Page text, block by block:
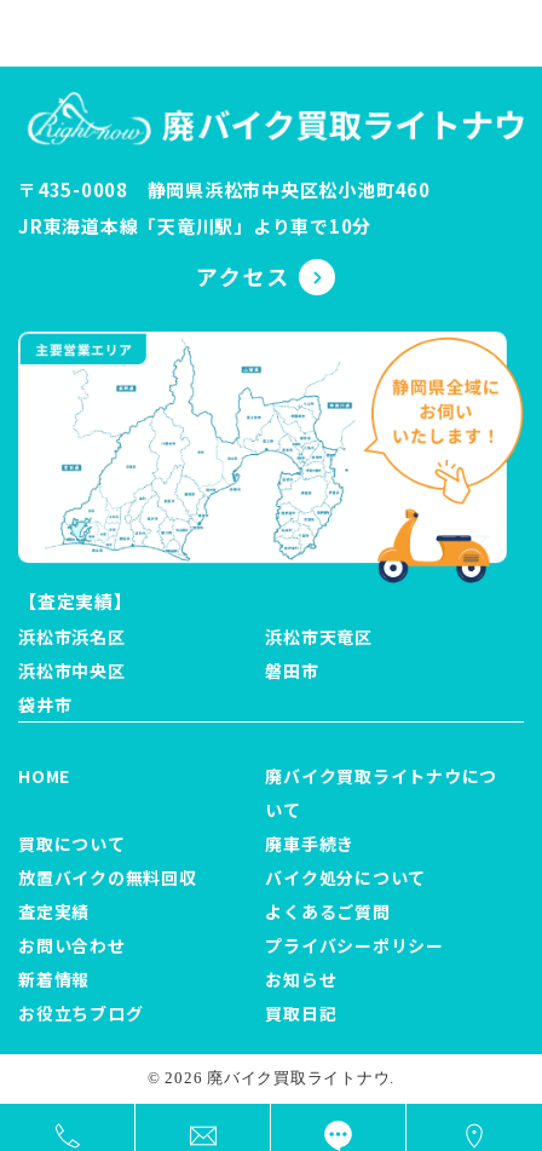
〒435-0008 静岡県浜松市中央区松小池町460
JR東海道本線「天竜川駅」より車で10分
【査定実績】
浜松市浜名区
浜松市天竜区
浜松市中央区
磐田市
袋井市
HOME
廃バイク買取ライトナウにつ
いて
買取について
廃車手続き
放置バイクの無料回収
バイク処分について
査定実績
よくあるご質問
お問い合わせ
プライバシーポリシー
新着情報
お知らせ
お役立ちブログ
買取日記
© 2026 廃バイク買取ライトナウ.